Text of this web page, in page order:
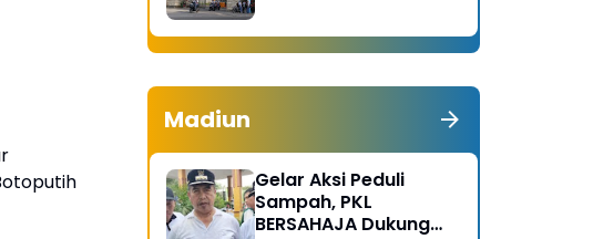
Dikenakan Tarif
Madiun
Gelar Aksi Peduli
Sampah, PKL
BERSAHAJA Dukung